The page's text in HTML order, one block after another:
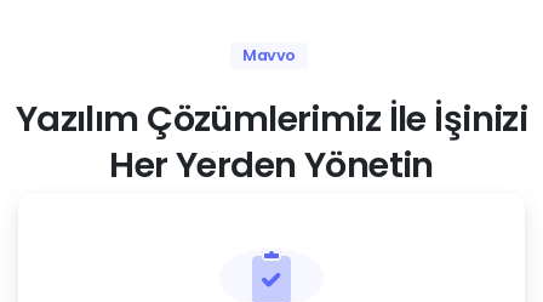
Mavvo
Yazılım Çözümlerimiz İle İşinizi
HerYerdenYönetin